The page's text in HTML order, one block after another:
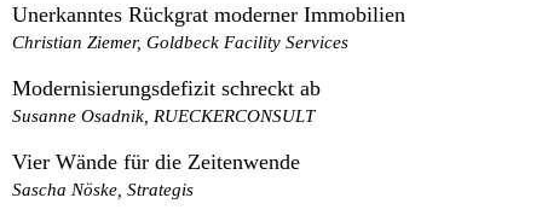
Unerkanntes Rückgrat moderner Immobilien
Christian Ziemer, Goldbeck Facility Services
Modernisierungsdefizit schreckt ab
Susanne Osadnik, RUECKERCONSULT
Vier Wände für die Zeitenwende
Sascha Nöske, Strategis